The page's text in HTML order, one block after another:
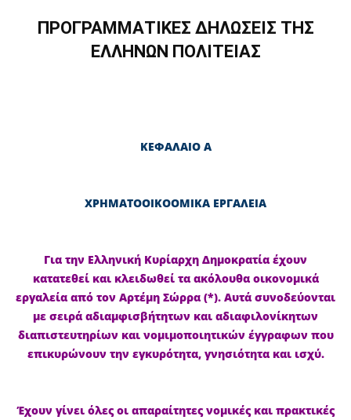
ΠΡΟΓΡΑΜΜΑΤΙΚΕΣ ΔΗΛΩΣΕΙΣ ΤΗΣ
ΕΛΛΗΝΩΝ ΠΟΛΙΤΕΙΑΣ
ΚΕΦΑΛΑΙΟ Α
ΧΡΗΜΑΤΟΟΙΚΟΟΜΙΚΑ ΕΡΓΑΛΕΙΑ
Για την Ελληνική Κυρίαρχη Δημοκρατία έχουν
κατατεθεί και κλειδωθεί τα ακόλουθα οικονομικά
εργαλεία από τον Αρτέμη Σώρρα (*). Αυτά συνοδεύονται
με σειρά αδιαμφισβήτητων και αδιαφιλονίκητων
διαπιστευτηρίων και νομιμοποιητικών έγγραφων που
επικυρώνουν την εγκυρότητα, γνησιότητα και ισχύ.
Έχουν γίνει όλες οι απαραίτητες νομικές και πρακτικές